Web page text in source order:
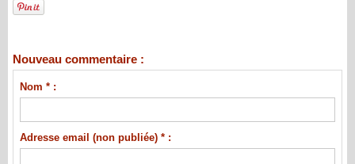
Nouveau commentaire :
Nom * :
Adresse email (non publiée) * :